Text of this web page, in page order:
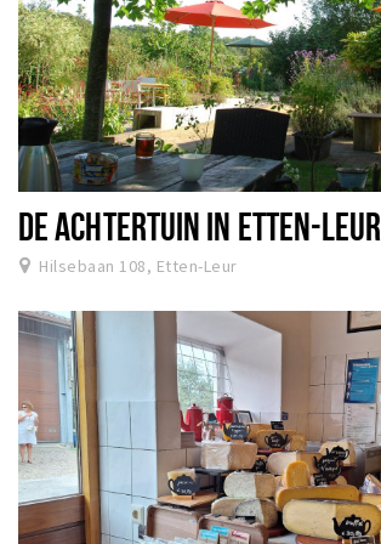
DE ACHTERTUIN IN ETTEN-LEUR
Hilsebaan 108, Etten-Leur